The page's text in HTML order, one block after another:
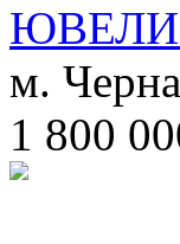
м.
1 800